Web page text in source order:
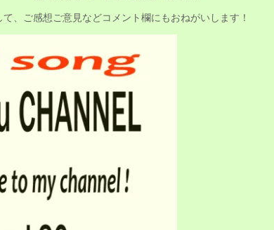
て、ご感想ご意見などコメント欄にもおねがいします！